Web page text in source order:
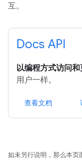
互。
Docs API
以编程方式访问
用户一样。
查看文档
如未另行说明，那么本页